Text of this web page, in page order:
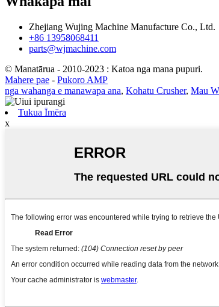
Zhejiang Wujing Machine Manufacture Co., Ltd.
+86 13958068411
parts@wjmachine.com
© Manatārua - 2010-2023 : Katoa nga mana pupuri.
Mahere pae - Pukoro AMP
nga wahanga e manawapa ana, Kohatu Crusher, Mau
Tukua Īmēra
x